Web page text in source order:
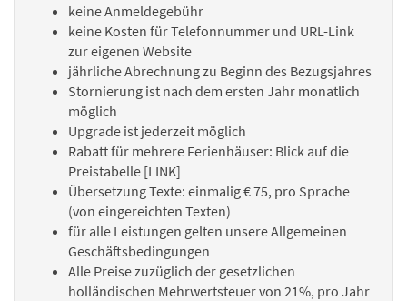
keine Anmeldegebühr
keine Kosten für Telefonnummer und URL-Link
zur eigenen Website
jährliche Abrechnung zu Beginn des Bezugsjahres
Stornierung ist nach dem ersten Jahr monatlich
möglich
Upgrade ist jederzeit möglich
Rabatt für mehrere Ferienhäuser: Blick auf die
Preistabelle [LINK]
Übersetzung Texte: einmalig € 75, pro Sprache
(von eingereichten Texten)
für alle Leistungen gelten unsere Allgemeinen
Geschäftsbedingungen
Alle Preise zuzüglich der gesetzlichen
holländischen Mehrwertsteuer von 21%, pro Jahr